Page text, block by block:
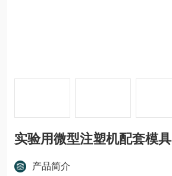
实验用微型注塑机配套模具
产品简介